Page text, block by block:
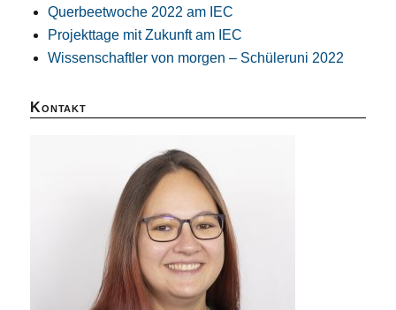
Querbeetwoche 2022 am IEC
Projekttage mit Zukunft am IEC
Wissenschaftler von morgen – Schüleruni 2022
Kontakt